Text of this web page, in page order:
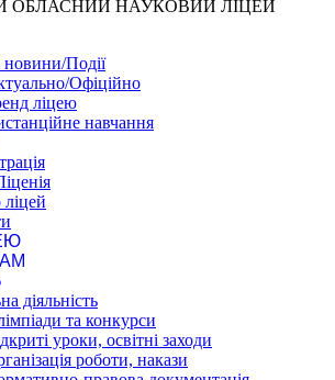
ОБЛАСНИЙ НАУКОВИЙ ЛІЦЕЙ
новини/Події
Офіційно
ліцею
навчання
діяльність
та конкурси
уроки, освітні заходи
роботи, накази